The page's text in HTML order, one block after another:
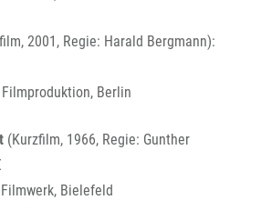
2001, Regie: Harald Bergmann):
Berlin
(Kurzfilm, 1966, Regie: Gunther
Bielefeld